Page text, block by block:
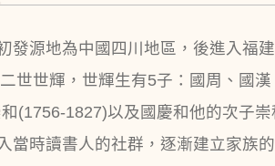
發源地為中國四川地區，後進入福
世世輝，世輝生有5子：國周、國
(1756-1827)以及國慶和他的次子
當時讀書人的社群，逐漸建立家族